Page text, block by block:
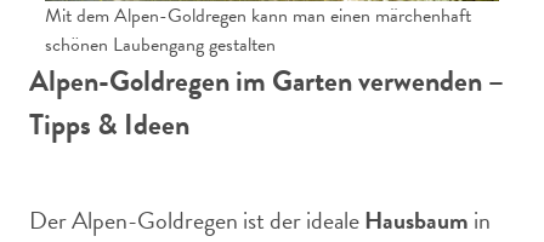
Mit dem Alpen-Goldregen kann man einen märchenhaft
schönen Laubengang gestalten
Alpen-Goldregen im Garten verwenden –
Tipps & Ideen
Der Alpen-Goldregen ist der idealeHausbaum in